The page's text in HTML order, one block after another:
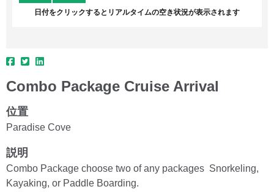
日付をクリックするとリアルタイムの空き状況が表示されます
Combo Package Cruise Arrival
位置
Paradise Cove
説明
Combo Package choose two of any packages Snorkeling,
Kayaking, or Paddle Boarding.